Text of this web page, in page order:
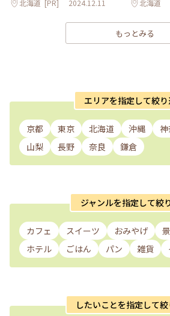
北海道 [PR] 2024.12.11 北海道
もっとみる
エリアを指定して絞
京都 東京 北海道 沖縄 神
山梨
長野 奈良 鎌倉
ジャンルを指定して絞
カフェ スイーツ おみやげ
ホテル
ごはん パン 雑貨
したいことを指定して